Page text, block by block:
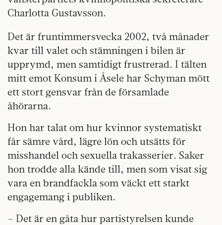
Charlotta Gustavsson.
Det är fruntimmersvecka 2002, två månader
kvar till valet och stämningen i bilen är
upprymd, men samtidigt frustrerad. I tälten
mitt emot Konsum i Åsele har Schyman mött
ett stort gensvar från de församlade
åhörarna.
Hon har talat om hur kvinnor systematiskt
får sämre vård, lägre lön och utsätts för
misshandel och sexuella trakasserier. Saker
hon trodde alla kände till, men som visat sig
vara en brandfackla som väckt ett starkt
engagemang i publiken.
– Det är en gåta hur partistyrelsen kunde